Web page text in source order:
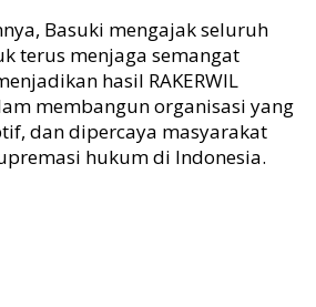
Basuki mengajak seluruh
terus menjaga semangat
hasil RAKERWIL
membangun organisasi yang
dan dipercaya masyarakat
hukum di Indonesia.